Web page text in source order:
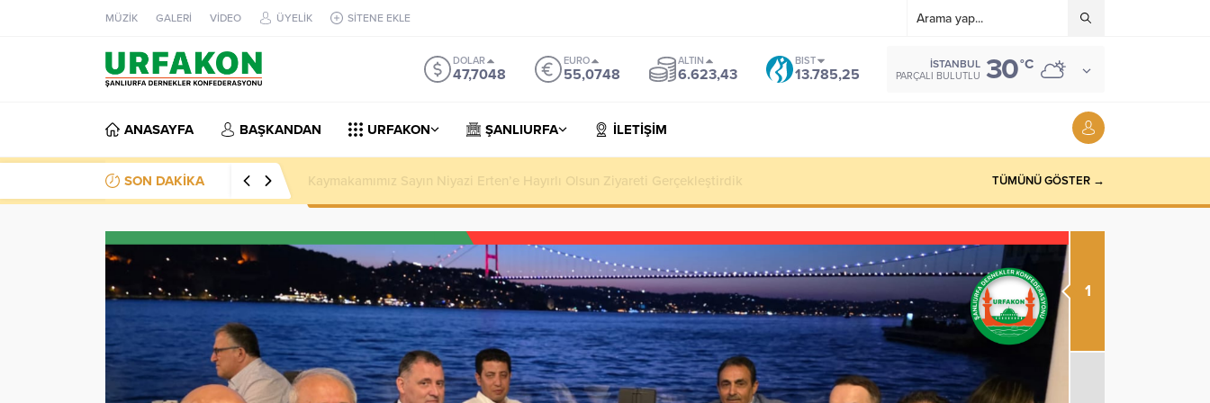
MÜZİK GALERİ VİDEO ÜYELİK SİTENE EKLE
DOLAR
47,7048
EURO
55,0748
ALTIN
6.623,43
BIST
13.785,25
İSTANBUL
PARÇALI BULUTLU 30°C
ANASAYFA BAŞKANDAN URFAKON ŞANLIURFA İLETİŞİM
SON DAKİKA Kaymakamımız Sayın Niyazi Erten’e Hayırlı Olsun Ziyareti Gerçekleştirdik TÜMÜNÜ GÖSTER →
1